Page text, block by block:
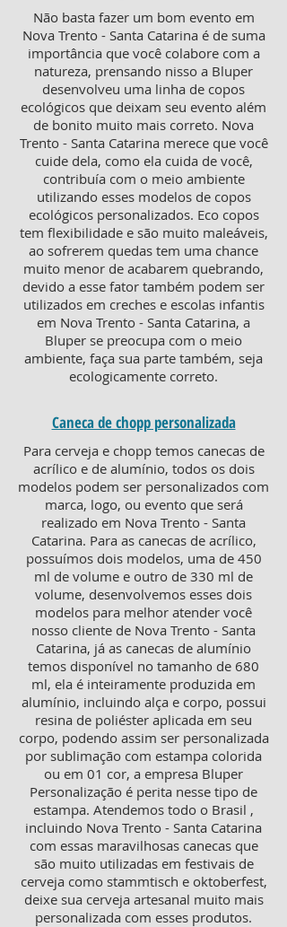
Não basta fazer um bom evento em
Nova Trento - Santa Catarina é de suma
importância que você colabore com a
natureza, prensando nisso a Bluper
desenvolveu uma linha de copos
ecológicos que deixam seu evento além
de bonito muito mais correto. Nova
Trento - Santa Catarina merece que você
cuide dela, como ela cuida de você,
contribuía com o meio ambiente
utilizando esses modelos de copos
ecológicos personalizados. Eco copos
tem flexibilidade e são muito maleáveis,
ao sofrerem quedas tem uma chance
muito menor de acabarem quebrando,
devido a esse fator também podem ser
utilizados em creches e escolas infantis
em Nova Trento - Santa Catarina, a
Bluper se preocupa com o meio
ambiente, faça sua parte também, seja
ecologicamente correto.
Caneca de chopp personalizada
Para cerveja e chopp temos canecas de
acrílico e de alumínio, todos os dois
modelos podem ser personalizados com
marca, logo, ou evento que será
realizado em Nova Trento - Santa
Catarina. Para as canecas de acrílico,
possuímos dois modelos, uma de 450
ml de volume e outro de 330 ml de
volume, desenvolvemos esses dois
modelos para melhor atender você
nosso cliente de Nova Trento - Santa
Catarina, já as canecas de alumínio
temos disponível no tamanho de 680
ml, ela é inteiramente produzida em
alumínio, incluindo alça e corpo, possui
resina de poliéster aplicada em seu
corpo, podendo assim ser personalizada
por sublimação com estampa colorida
ou em 01 cor, a empresa Bluper
Personalização é perita nesse tipo de
estampa. Atendemos todo o Brasil ,
incluindo Nova Trento - Santa Catarina
com essas maravilhosas canecas que
são muito utilizadas em festivais de
cerveja como stammtisch e oktoberfest,
deixe sua cerveja artesanal muito mais
personalizada com esses produtos.